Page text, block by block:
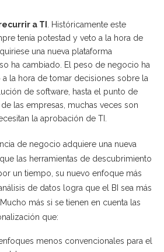
a TI
. Históricamente este
tenía potestad y veto a la hora de
una nueva plataforma
ha cambiado. El peso de negocio ha
la hora de tomar decisiones sobre la
de software, hasta el punto de
las empresas, muchas veces son
la aprobación de TI.
de negocio adquiere una nueva
las herramientas de descubrimiento
un tiempo, su nuevo enfoque más
de datos logra que el BI sea más
más si se tienen en cuenta las
que:
menos convencionales para el